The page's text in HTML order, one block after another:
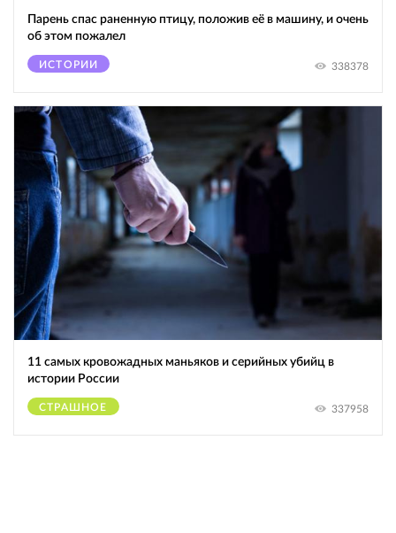
Парень спас раненную птицу, положив её в машину, и очень
об этом пожалел
ИСТОРИИ 338378
11 самых кровожадных маньяков и серийных убийц в
истории России
СТРАШНОЕ 337958